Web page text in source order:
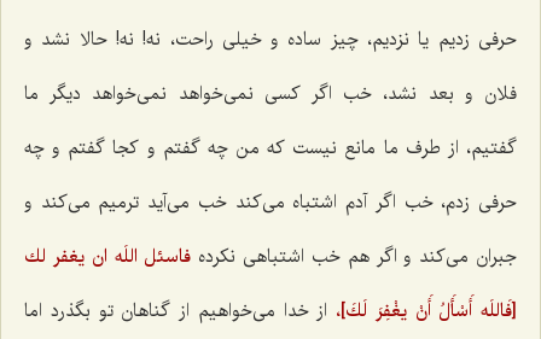
حرفی زدیم یا نزدیم، چیز ساده و خیلی راحت، نه! نه! حالا نشد و
فلان و بعد نشد، خب اگر كسی نمی‌خواهد نمی‌خواهد دیگر ما
گفتیم، از طرف ما مانع نیست كه من چه گفتم و كجا گفتم و چه
حرفی زدم، خب اگر آدم اشتباه می‌كند خب می‌آید ترمیم می‌كند و
جبران می‌كند و اگر هم خب اشتباهی نكرده‌ فاسئل اللَه ان يغفر لك
[فَاللَه أَسْأَلُ أَنْ يغْفِرَ لَكَ‌]، از خدا می‌خواهیم از گناهان تو بگذرد اما